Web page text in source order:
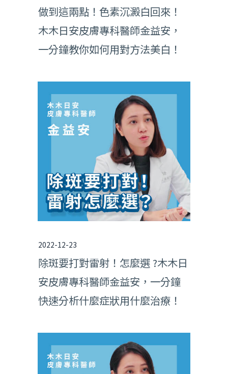
做到這兩點！色素沉澱白回來！
木木日安皮膚專科醫師金益安，
一分鐘教你如何用對方法美白！
2022-12-23
除斑要打對雷射！怎麼選 ?木木日
安皮膚專科醫師金益安，一分鐘
快速分析什麼症狀用什麼治療！